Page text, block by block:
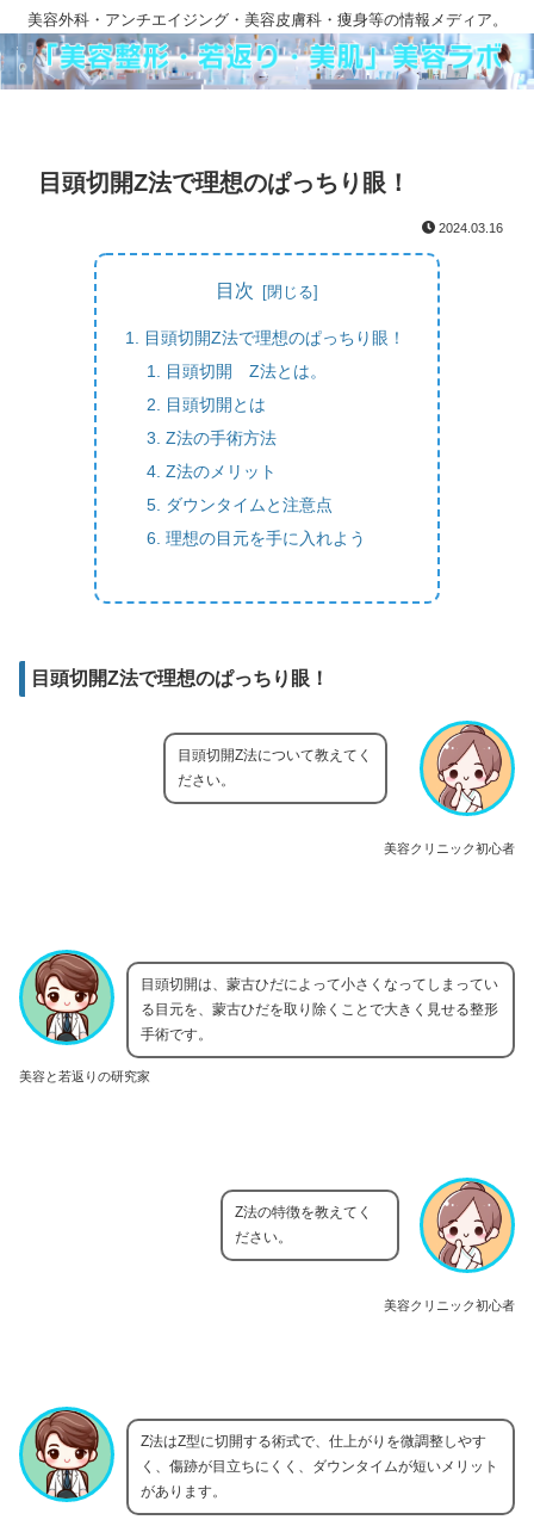
美容外科・アンチエイジング・美容皮膚科・痩身等の情報メディア。
目頭切開Z法で理想のぱっちり眼！
2024.03.16
目次
目頭切開Z法で理想のぱっちり眼！
目頭切開 Z法とは。
目頭切開とは
Z法の手術方法
Z法のメリット
ダウンタイムと注意点
理想の目元を手に入れよう
目頭切開Z法で理想のぱっちり眼！
美容クリニック初心者
目頭切開Z法について教えてく
ださい。
美容と若返りの研究家
目頭切開は、蒙古ひだによって小さくなってしまってい
る目元を、蒙古ひだを取り除くことで大きく見せる整形
手術です。
美容クリニック初心者
Z法の特徴を教えてく
ださい。
Z法はZ型に切開する術式で、仕上がりを微調整しやす
く、傷跡が目立ちにくく、ダウンタイムが短いメリット
があります。